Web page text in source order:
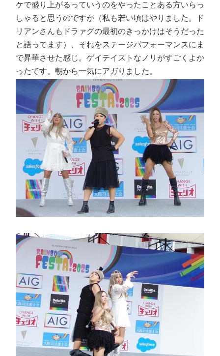
ケで盛り上がるっていうのをやったことある方いらっ
しゃると思うのですが（私も若い頃はやりました。ド
リアンさんもドラァグの最初のきっかけはそうだった
と語ってます）、それをステージパフォーマンスにま
で昇華させた感じ。ゲイテイストなノリがすごくよか
ったです。朝から一気にアガりました。